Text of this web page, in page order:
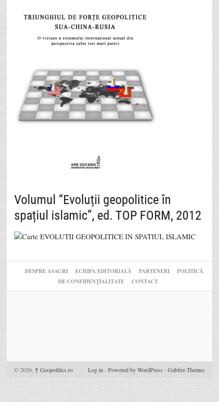
Volumul “Evoluții geopolitice în
spațiul islamic”, ed. TOP FORM, 2012
DESPRE ASAGRI ECHIPA EDITORIALĂ PARTENERI
POLITICĂ
DE CONFIDENȚIALITATE
CONTACT
© 2026, ↑ Geopolitics.ro Log in-Powered by WordPress -Gabfire Themes